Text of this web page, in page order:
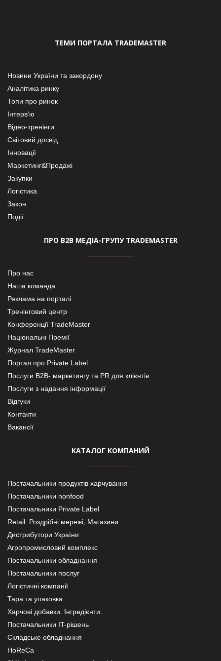
ТЕМИ ПОРТАЛА TRADEMASTER
Новини України та закордону
Аналітика ринку
Топи про ринок
Інтерв’ю
Відео-тренінги
Світовий досвід
Інновації
Маркетинг&Продажі
Закупки
Логістика
Закон
Події
ПРО В2В МЕДІА-ГРУПУ TRADEMASTER
Про нас
Наша команда
Реклама на порталі
Тренінговий центр
Конференції TradeMaster
Національні Премії
Журнал TradeMaster
Портал про Private Label
Послуги В2В- маркетингу та PR для клієнтів
Послуги з надання інформації
Відгуки
Контакти
Вакансії
КАТАЛОГ КОМПАНИЙ
Постачальники продуктів харчування
Постачальники nonfood
Постачальники Private Label
Retail. Роздрібні мережі, Магазини
Дистрибутори України
Агропромисловий комплекс
Постачальники обладнання
Постачальники послуг
Логістичні компанії
Тара та упаковка
Харчові добавки. Інгредієнти.
Постачальники IT-рішень
Складське обладнання
HoReCa